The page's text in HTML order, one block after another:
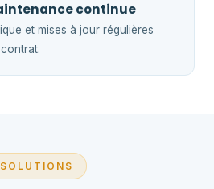
continue
et mises à jour régulières
SOLUTIONS